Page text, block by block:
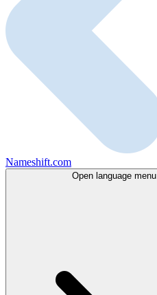
Nameshift.com
Open language menu